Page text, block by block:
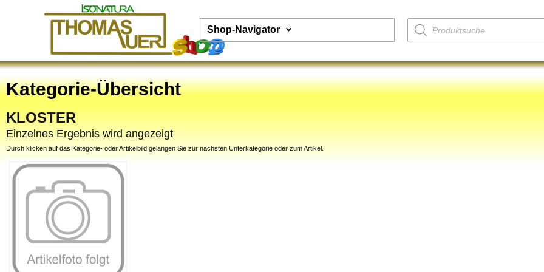
Shop-Navigator
Kategorie-Übersicht
KLOSTER
Einzelnes Ergebnis wird angezeigt
Durch klicken auf das Kategorie- oder Artikelbild gelangen Sie zur nächsten Unterkategorie oder zum Artikel.